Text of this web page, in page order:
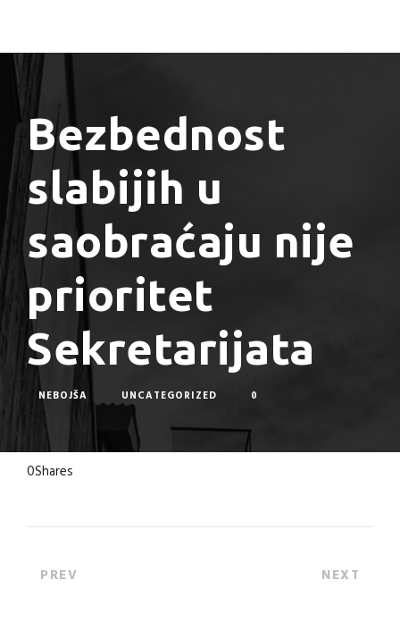
Bezbednost
slabijih u
saobraćaju nije
prioritet
Sekretarijata
NEBOJŠA UNCATEGORIZED 0
0Shares
PREV NEXT